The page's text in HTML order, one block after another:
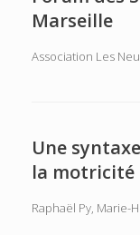
Marseille
Association Les
Une
la motricité
Raphaël Py, Marie-